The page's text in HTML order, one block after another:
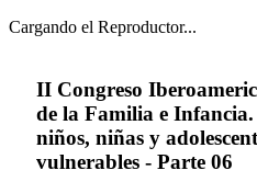
Cargando el Reproductor...
II Congreso
de la Familia e
niños, niñas y
vulnerables - Parte 06